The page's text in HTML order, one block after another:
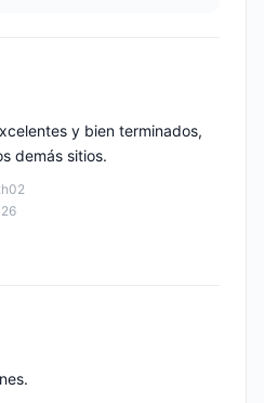
y bien terminados,
demás sitios.